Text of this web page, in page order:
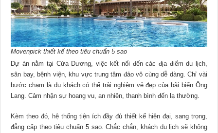
Movenpick thiết kế theo tiêu chuẩn 5 sao
Dự án nằm tại Cửa Dương, việc kết nối đến các địa điểm du lịch,
sân bay, bệnh viện, khu vực trung tâm đảo vô cùng dễ dàng. Chỉ vài
bước chạm là du khách có thể trải nghiệm vẻ đẹp của bãi biển Ông
Lang. Cảm nhận sự hoang vu, an nhiên, thanh bình đến lạ thường.
Kèm theo đó, hệ thống tiện ích đầy đủ thiết kế hiện đại, sang trọng,
đẳng cấp theo tiêu chuẩn 5 sao. Chắc chắn, khách du lịch sẽ không